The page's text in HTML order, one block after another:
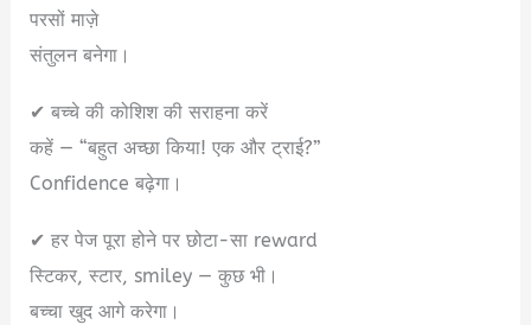
परसों माज़े
संतुलन बनेगा।
✔ बच्चे की कोशिश की सराहना करें
कहें — “बहुत अच्छा किया! एक और ट्राई?”
Confidence बढ़ेगा।
✔ हर पेज पूरा होने पर छोटा-सा reward
स्टिकर, स्टार, smiley — कुछ भी।
बच्चा खुद आगे करेगा।